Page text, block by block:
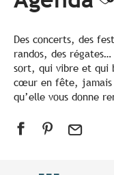
Des concerts, des
randos, des
sort, qui vibre et qui
cœur en fête, jamais
qu’elle vous donne